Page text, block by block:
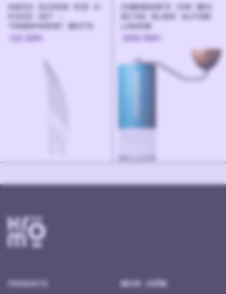
HARIO SUIREN RIB 6-
PIECE SET -
TRANSPARENT WHITE
19.90€
COMANDANTE C40 MK4
NITRO BLADE ALPINE
LAGOON
269.00€
PRODUKTE MEHR KRÖM